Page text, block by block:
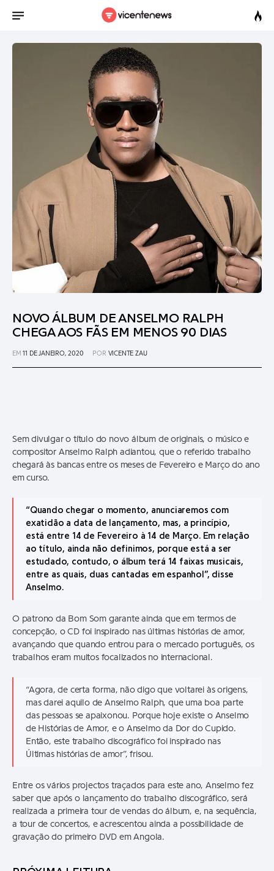
NOVO ÁLBUM DE ANSELMO RALPH
CHEGA AOS FÃS EM MENOS 90 DIAS
EM11 DE JANEIRO, 2020 POR VICENTE ZAU
Sem divulgar o título do novo álbum de originais, o músico e
compositor Anselmo Ralph adiantou, que o referido trabalho
chegará às bancas entre os meses de Fevereiro e Março do ano
em curso.
“Quando chegar o momento, anunciaremos com
exatidão a data de lançamento, mas, a princípio,
está entre 14 de Fevereiro à 14 de Março. Em relação
ao título, ainda não definimos, porque está a ser
estudado, contudo, o álbum terá 14 faixas musicais,
entre as quais, duas cantadas em espanhol”, disse
Anselmo.
O patrono da Bom Som garante ainda que em termos de
concepção, o CD foi inspirado nas últimas histórias de amor,
avançando que quando entrou para o mercado português, os
trabalhos eram muitos focalizados no internacional.
“Agora, de certa forma, não digo que voltarei às origens,
mas darei aquilo de Anselmo Ralph, que uma boa parte
das pessoas se apaixonou. Porque hoje existe o Anselmo
de Histórias de Amor, e o Anselmo da Dor do Cupido.
Então, este trabalho discográfico foi inspirado nas
Últimas histórias de amor”, frisou.
Entre os vários projectos traçados para este ano, Anselmo fez
saber que após o lançamento do trabalho discográfico, será
realizada a primeira tour de vendas do álbum, e, na sequência,
a tour de concertos, e acrescentou ainda a possibilidade de
gravação do primeiro DVD em Angola.